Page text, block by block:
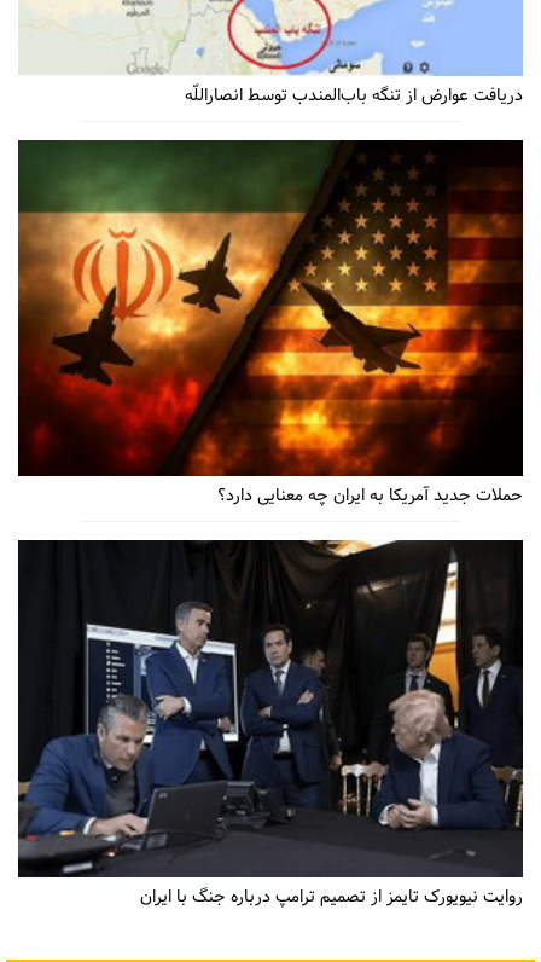
دریافت عوارض از تنگه باب‌المندب توسط انصاراللّه
حملات جدید آمریکا به ایران چه معنایی دارد؟
روایت نیویورک تایمز از تصمیم ترامپ درباره جنگ با ایران